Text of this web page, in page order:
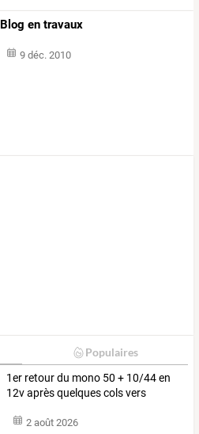
Blog en travaux
9 déc. 2010
Populaires
1er retour du mono 50 + 10/44 en
12v après quelques cols vers
2 août 2026